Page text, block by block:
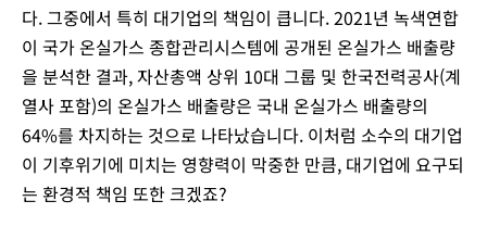
다. 그중에서 특히 대기업의 책임이 큽니다. 2021년 녹색연합
이 국가 온실가스 종합관리시스템에 공개된 온실가스 배출량
을 분석한 결과, 자산총액 상위 10대 그룹 및 한국전력공사(계
열사 포함)의 온실가스 배출량은 국내 온실가스 배출량의
64%를 차지하는 것으로 나타났습니다. 이처럼 소수의 대기업
이 기후위기에 미치는 영향력이 막중한 만큼, 대기업에 요구되
는 환경적 책임 또한 크겠죠?